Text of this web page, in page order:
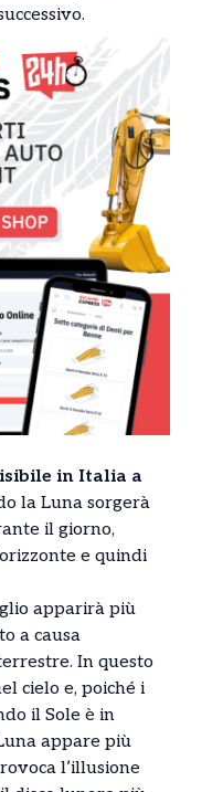
in Italia a
la Luna sorgerà
il giorno,
e quindi
apparirà più
a causa
In questo
cielo e, poiché i
il Sole è in
appare più
l’illusione